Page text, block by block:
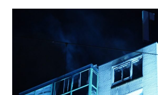
STEEKINCIDENT
KAREL
DOORMANSTRAAT
ROTTERDAM